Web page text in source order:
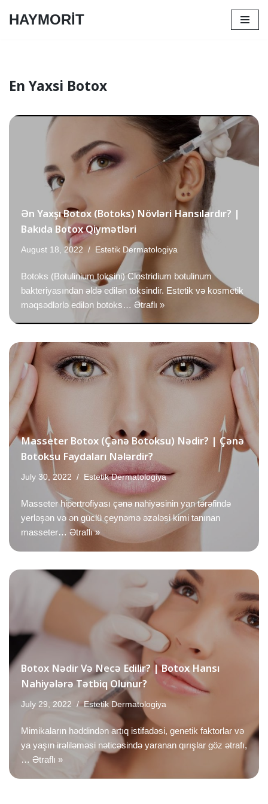
HAYMORİT
En Yaxsi Botox
Ən Yaxşı Botox (Botoks) Növləri Hansılardır? |
Bakıda Botox Qiymətləri
August 18, 2022 Estetik Dermatologiya
Botoks (Botulinium toksini) Clostridium botulinum
bakteriyasından əldə edilən toksindir. Estetik və kosmetik
məqsədlərlə edilən botoks… Ətraflı »
Masseter Botox (Çənə Botoksu) Nədir? | Çənə
Botoksu Faydaları Nələrdir?
July 30, 2022 Estetik Dermatologiya
Masseter hipertrofiyası çənə nahiyəsinin yan tərəfində
yerləşən və ən güclü çeynəmə əzələsi kimi tanınan
masseter… Ətraflı »
Botox Nədir Və Necə Edilir? | Botox Hansı
Nahiyələrə Tətbiq Olunur?
July 29, 2022 Estetik Dermatologiya
Mimikaların həddindən artıq istifadəsi, genetik faktorlar və
ya yaşın irəliləməsi nəticəsində yaranan qırışlar göz ətrafı,
… Ətraflı »